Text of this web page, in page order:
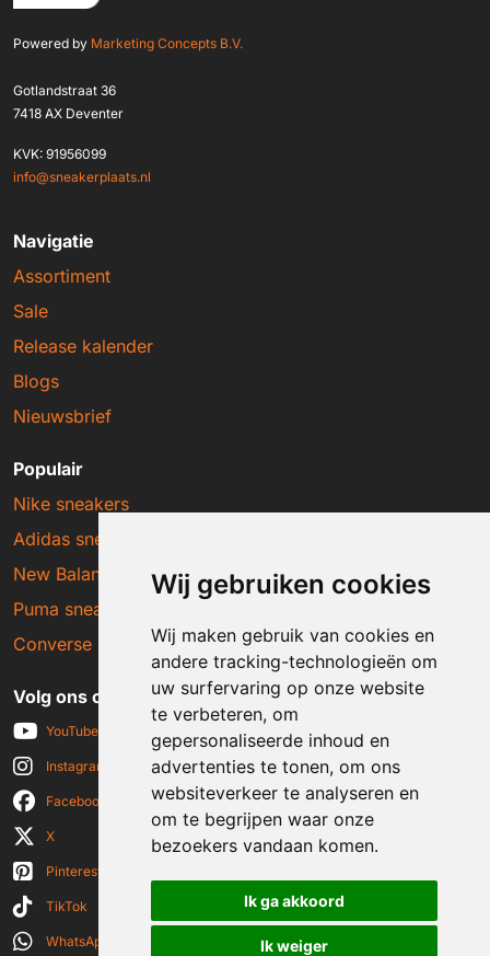
Wij gebruiken cookies
Wij maken gebruik van cookies en
andere tracking-technologieën om
uw surfervaring op onze website
te verbeteren, om
gepersonaliseerde inhoud en
advertenties te tonen, om ons
websiteverkeer te analyseren en
om te begrijpen waar onze
bezoekers vandaan komen.
Ik ga akkoord
Ik weiger
Powered by Marketing Concepts B.V.
Gotlandstraat 36
7418 AX Deventer
KVK: 91956099
info@sneakerplaats.nl
Navigatie
Assortiment
Sale
Release kalender
Blogs
Nieuwsbrief
Populair
Nike sneakers
Adidas sneakers
New Balance sneakers
Puma sneakers
Converse sneakers
Volg ons op social media
YouTube
Instagram
Facebook
X
Pinterest
TikTok
WhatsApp